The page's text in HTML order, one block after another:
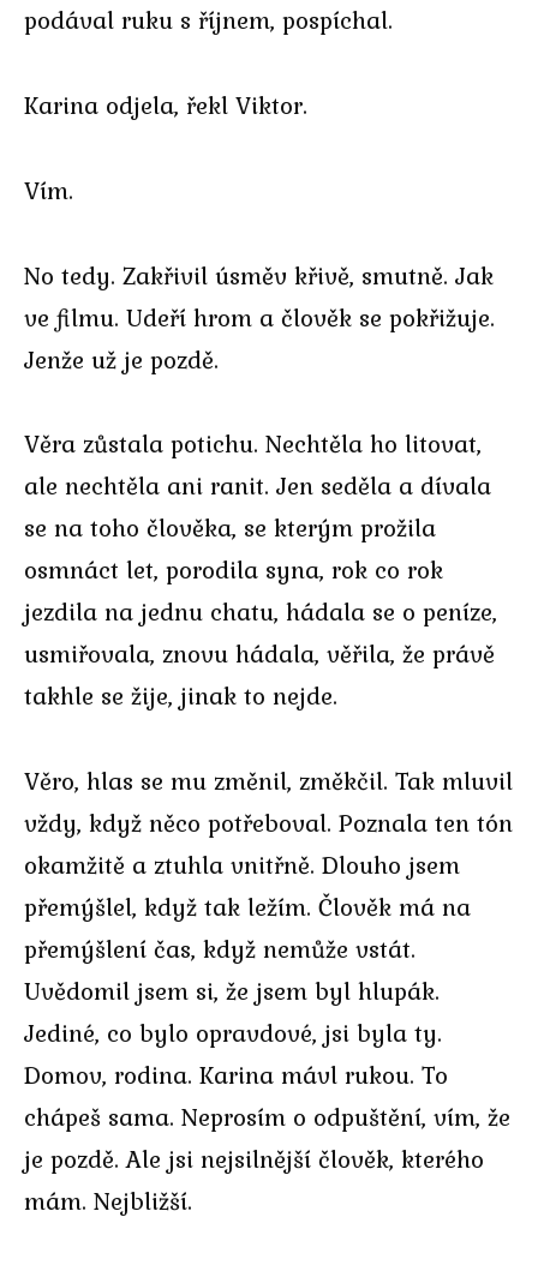
podával ruku s říjnem, pospíchal.
Karina odjela, řekl Viktor.
Vím.
No tedy. Zakřivil úsměv křivě, smutně. Jak
ve filmu. Udeří hrom a člověk se pokřižuje.
Jenže už je pozdě.
Věra zůstala potichu. Nechtěla ho litovat,
ale nechtěla ani ranit. Jen seděla a dívala
se na toho člověka, se kterým prožila
osmnáct let, porodila syna, rok co rok
jezdila na jednu chatu, hádala se o peníze,
usmiřovala, znovu hádala, věřila, že právě
takhle se žije, jinak to nejde.
Věro, hlas se mu změnil, změkčil. Tak mluvil
vždy, když něco potřeboval. Poznala ten tón
okamžitě a ztuhla vnitřně. Dlouho jsem
přemýšlel, když tak ležím. Člověk má na
přemýšlení čas, když nemůže vstát.
Uvědomil jsem si, že jsem byl hlupák.
Jediné, co bylo opravdové, jsi byla ty.
Domov, rodina. Karina mávl rukou. To
chápeš sama. Neprosím o odpuštění, vím, že
je pozdě. Ale jsi nejsilnější člověk, kterého
mám. Nejbližší.